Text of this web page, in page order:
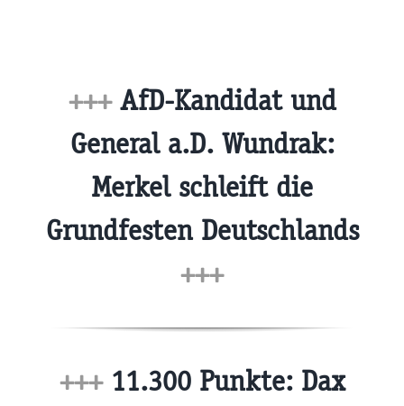
+++AfD-Kandidat und
General a.D. Wundrak:
Merkel schleift die
Grundfesten Deutschlands
+++
+++11.300 Punkte: Dax